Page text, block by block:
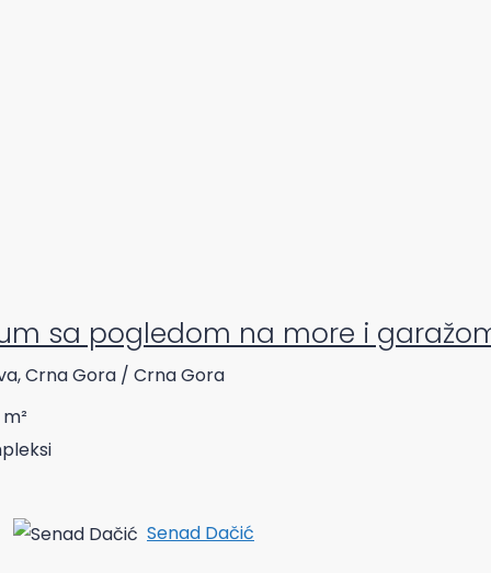
sa pogledom na more i
Crna Gora / Crna Gora
m²
Senad Dačić